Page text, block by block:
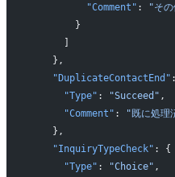
          "Comment"
:
"そ
        }
      ]
    },
    "DuplicateContactEnd"
      "Type"
: "Succeed" ,
      "Comment"
:
"既に処理
    },
    "InquiryTypeCheck"
: {
      "Type"
: "Choice" ,